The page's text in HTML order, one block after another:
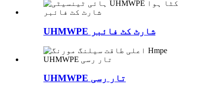
UHMWPE شارٹ کٹ فائبر
UHMWPE تار رسی